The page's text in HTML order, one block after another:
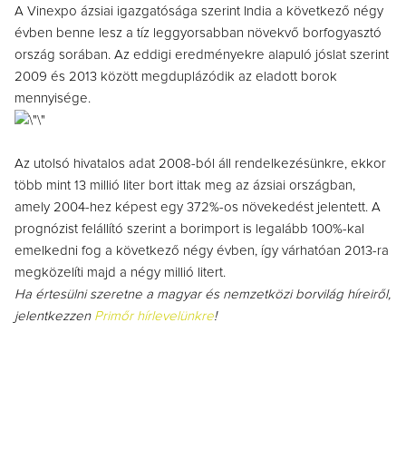
A Vinexpo ázsiai igazgatósága szerint India a következő négy
évben benne lesz a tíz leggyorsabban növekvő borfogyasztó
ország sorában. Az eddigi eredményekre alapuló jóslat szerint
2009 és 2013 között megduplázódik az eladott borok
mennyisége.
Az utolsó hivatalos adat 2008-ból áll rendelkezésünkre, ekkor
több mint 13 millió liter bort ittak meg az ázsiai országban,
amely 2004-hez képest egy 372%-os növekedést jelentett. A
prognózist felállító szerint a borimport is legalább 100%-kal
emelkedni fog a következő négy évben, így várhatóan 2013-ra
megközelíti majd a négy millió litert.
Ha értesülni szeretne a magyar és nemzetközi borvilág híreiről,
jelentkezzen Primőr hírlevelünkre!